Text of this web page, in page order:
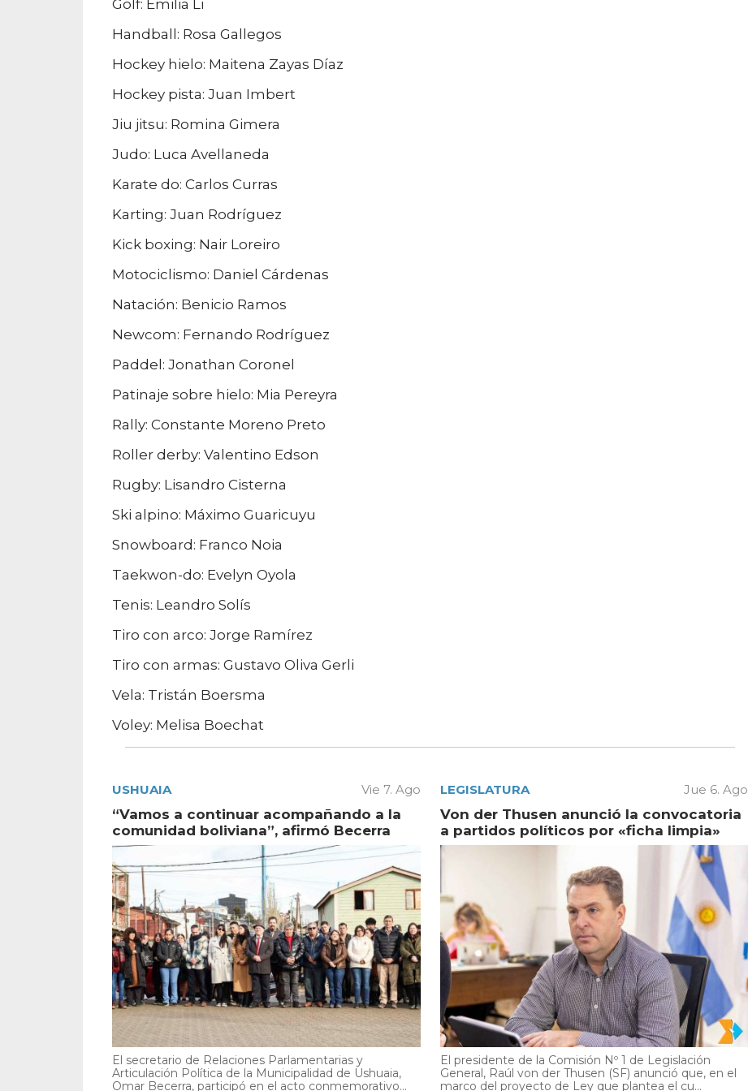
Golf: Emilia Li
Handball: Rosa Gallegos
Hockey hielo: Maitena Zayas Díaz
Hockey pista: Juan Imbert
Jiu jitsu: Romina Gimera
Judo: Luca Avellaneda
Karate do: Carlos Curras
Karting: Juan Rodríguez
Kick boxing: Nair Loreiro
Motociclismo: Daniel Cárdenas
Natación: Benicio Ramos
Newcom: Fernando Rodríguez
Paddel: Jonathan Coronel
Patinaje sobre hielo: Mia Pereyra
Rally: Constante Moreno Preto
Roller derby: Valentino Edson
Rugby: Lisandro Cisterna
Ski alpino: Máximo Guaricuyu
Snowboard: Franco Noia
Taekwon-do: Evelyn Oyola
Tenis: Leandro Solís
Tiro con arco: Jorge Ramírez
Tiro con armas: Gustavo Oliva Gerli
Vela: Tristán Boersma
Voley: Melisa Boechat
USHUAIA Vie 7. Ago
“Vamos a continuar acompañando a la
comunidad boliviana”, afirmó Becerra
El secretario de Relaciones Parlamentarias y
Articulación Política de la Municipalidad de Ushuaia,
Omar Becerra, participó en el acto conmemorativo...
LEGISLATURA Jue 6. Ago
Von der Thusen anunció la convocatoria
a partidos políticos por «ficha limpia»
El presidente de la Comisión Nº 1 de Legislación
General, Raúl von der Thusen (SF) anunció que, en el
marco del proyecto de Ley que plantea el cu...